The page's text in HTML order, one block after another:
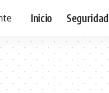
Inicio Seguridad